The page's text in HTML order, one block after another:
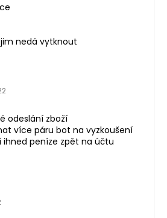
nedá vytknout
obchodu je 5 z 5 hvězdiček.
odeslání zboží
více páru bot na vyzkoušení
ihned peníze zpět na účtu
obchodu je 5 z 5 hvězdiček.